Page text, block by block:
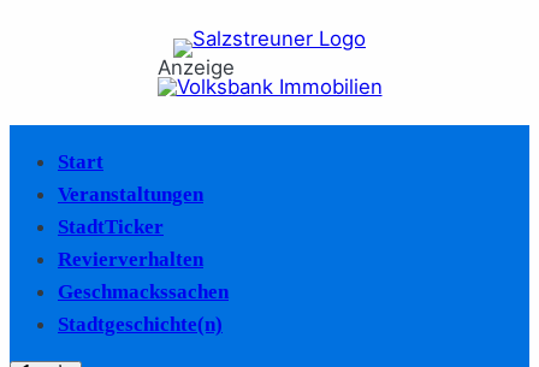
Anzeige
Start
Veranstaltungen
StadtTicker
Revierverhalten
Geschmackssachen
Stadtgeschichte(n)